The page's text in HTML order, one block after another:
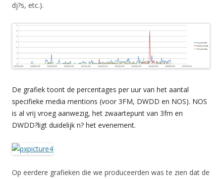
dj?s, etc.).
De grafiek toont de percentages per uur van het aantal
specifieke media mentions (voor 3FM, DWDD en NOS). NOS
is al vrij vroeg aanwezig, het zwaartepunt van 3fm en
DWDD?ligt duidelijk n? het evenement.
Op eerdere grafieken die we produceerden was te zien dat de